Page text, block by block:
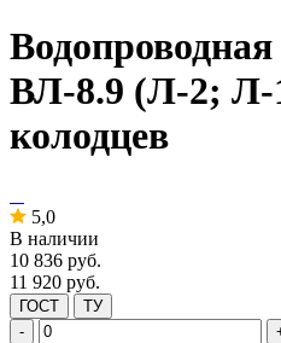
ВЛ-8.9 (Л-2; Л-
колодцев
5,0
В наличии
10 836 руб.
11 920 руб.
ГОСТ
ТУ
-